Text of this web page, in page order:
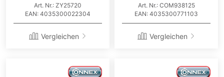
Art. Nr.: ZY25720
EAN: 4035300022304
Vergleichen
Art. Nr.: COM938125
EAN: 4035300771103
Vergleichen